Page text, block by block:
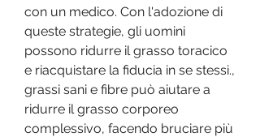
con un medico. Con l'adozione di
queste strategie, gli uomini
possono ridurre il grasso toracico
e riacquistare la fiducia in se stessi.,
grassi sani e fibre può aiutare a
ridurre il grasso corporeo
complessivo, facendo bruciare più